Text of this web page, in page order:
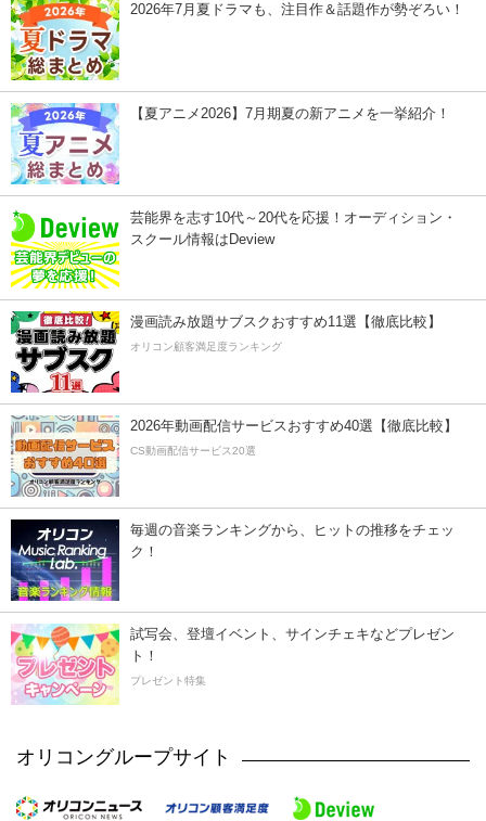
2026年7月夏ドラマも、注目作＆話題作が勢ぞろい！
【夏アニメ2026】7月期夏の新アニメを一挙紹介！
芸能界を志す10代～20代を応援！オーディション・
スクール情報はDeview
漫画読み放題サブスクおすすめ11選【徹底比較】
オリコン顧客満足度ランキング
2026年動画配信サービスおすすめ40選【徹底比較】
CS動画配信サービス20選
毎週の音楽ランキングから、ヒットの推移をチェッ
ク！
試写会、登壇イベント、サインチェキなどプレゼン
ト！
プレゼント特集
オリコングループサイト